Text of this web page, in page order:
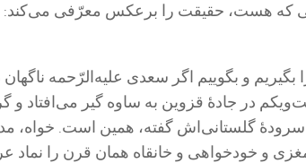
که هست، حقیقت را برعکس معرّفی می‌کند:
و بگوییم اگر سعدی علیه‌الرّحمه
در جادۀ قزوین به ساوه گیر می‌افتاد و
سرودۀ گلستانی‌اش گفته، همین است. خواه،
و خودخواهی و خانقاه همان قرن را نماد